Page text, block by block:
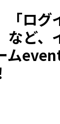
「ログ
など
ム